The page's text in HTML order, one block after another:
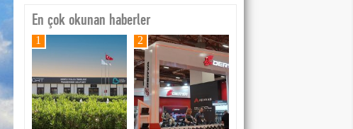
En çok okunan haberler
1 2